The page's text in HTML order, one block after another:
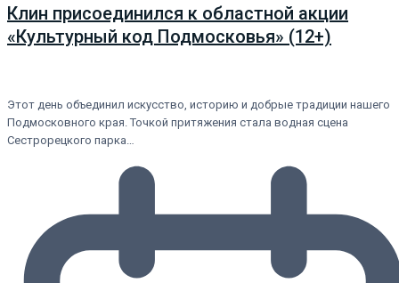
Клин присоединился к областной акции
«Культурный код Подмосковья» (12+)
Этот день объединил искусство, историю и добрые традиции нашего
Подмосковного края. Точкой притяжения стала водная сцена
Сестрорецкого парка…